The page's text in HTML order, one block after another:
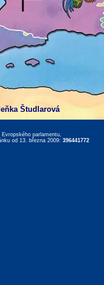
Študlarová
parlamentu,
od 13. března 2009: 396441772